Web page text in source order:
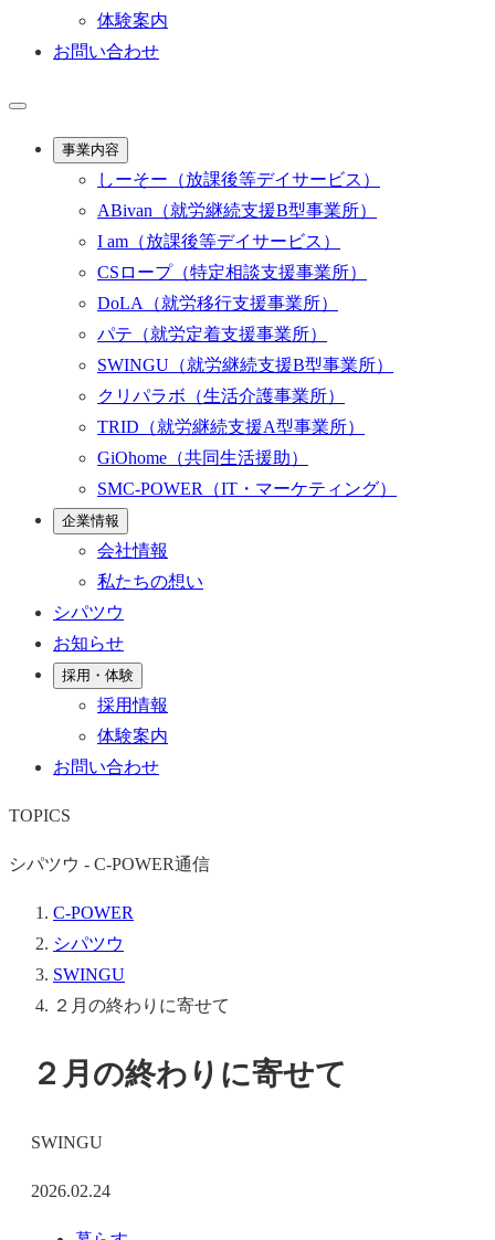
体験案内
お問い合わせ
事業内容
しーそー （放課後等デイサービス）
ABivan （就労継続支援B型事業所）
I am （放課後等デイサービス）
CSロープ（特定相談支援事業所）
DoLA
（就労移行支援事業所）
パテ （就労定着支援事業所）
SWINGU （就労継続支援B型事業所）
クリパラボ （生活介護事業所）
TRID （就労継続支援A型事業所）
GiOhome （共同生活援助）
SMC-POWER
（IT・マーケティング）
企業情報
会社情報
私たちの想い
シパツウ
お知らせ
採用・体験
採用情報
体験案内
お問い合わせ
TOPICS
シパツウ - C-POWER通信
C-POWER
シパツウ
SWINGU
２月の終わりに寄せて
２月の終わりに寄せて
SWINGU
2026.02.24